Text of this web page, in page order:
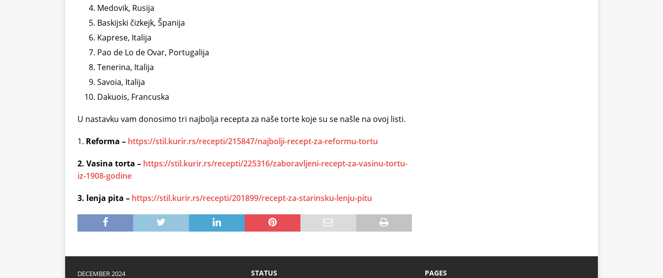
Medovik, Rusija
Baskijski čizkejk, Španija
Kaprese, Italija
Pao de Lo de Ovar, Portugalija
Tenerina, Italija
Savoia, Italija
Dakuois, Francuska
U nastavku vam donosimo tri najbolja recepta za naše torte koje su se našle na ovoj listi.
1. Reforma – https://stil.kurir.rs/recepti/215847/najbolji-recept-za-reformu-tortu
2. Vasina torta – https://stil.kurir.rs/recepti/225316/zaboravljeni-recept-za-vasinu-tortu-
iz-1908-godine
3. lenja pita – https://stil.kurir.rs/recepti/201899/recept-za-starinsku-lenju-pitu
DECEMBER 2024
STATUS PAGES